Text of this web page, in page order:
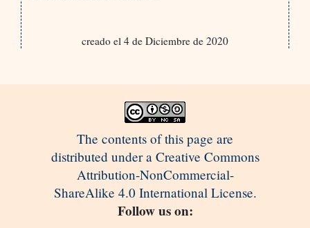
creado el 4 de Diciembre de 2020
The contents of this page are
distributed under a Creative Commons
Attribution-NonCommercial-
ShareAlike 4.0 International License.
Follow us on: